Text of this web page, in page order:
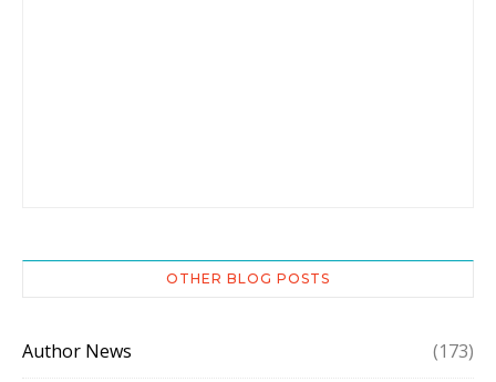
OTHER BLOG POSTS
Author News (173)